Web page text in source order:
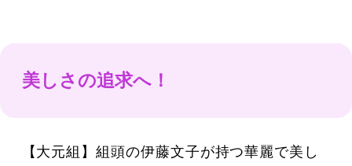
美しさの追求へ！
【大元組】組頭の伊藤文子が持つ華麗で美し